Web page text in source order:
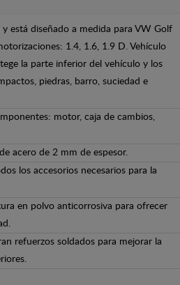
está diseñado a medida para VW Golf
1.4, 1.6, 1.9 D. Vehículo
la parte inferior del vehículo y los
piedras, barro, suciedad e
motor, caja de cambios,
acero de 2 mm de espesor.
los accesorios necesarios para la
en polvo anticorrosiva para ofrecer
refuerzos soldados para mejorar la